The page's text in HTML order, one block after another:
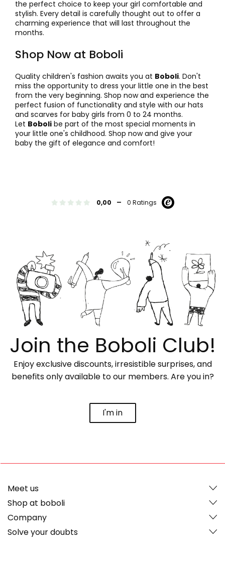
the perfect choice to keep your girl comfortable and
stylish. Every detail is carefully thought out to offer a
charming experience that will last throughout the
months.
Shop Now at Boboli
Quality children's fashion awaits you at Boboli. Don't
miss the opportunity to dress your little one in the best
from the very beginning. Shop now and experience the
perfect fusion of functionality and style with our hats
and scarves for baby girls from 0 to 24 months.
Let Boboli be part of the most special moments in
your little one's childhood. Shop now and give your
baby the gift of elegance and comfort!
0,00 - 0 Ratings
Join the Boboli Club!
Enjoy exclusive discounts, irresistible surprises, and
benefits only available to our members. Are you in?
I'm in
Meet us
Shop at boboli
Company
Solve your doubts